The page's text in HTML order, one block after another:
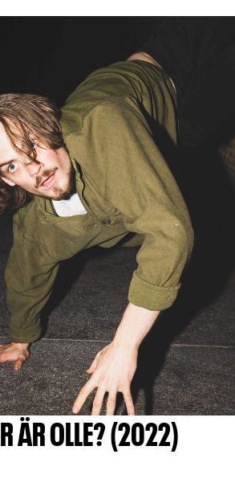
ÄR OLLE? (2022)